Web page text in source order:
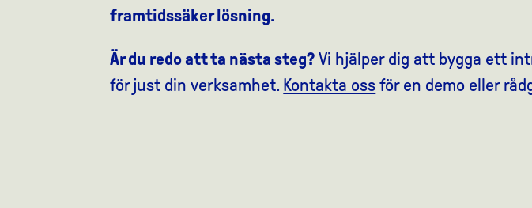
framtidssäker lösning.
Är du redo att ta nästa steg? Vi hjälper dig att bygga ett
för just din verksamhet. Kontakta oss för en demo eller